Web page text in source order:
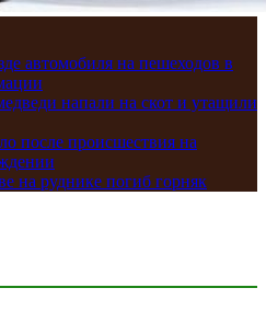
автомобиля на пешеходов в
напали на скот и утащили
после происшествия на
на руднике погиб горняк